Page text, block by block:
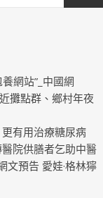
網站”_中國網
攤點群、鄉村年夜
有用治療糖尿病
院供膳者乞助中醫
文預告 愛娃·格林獰